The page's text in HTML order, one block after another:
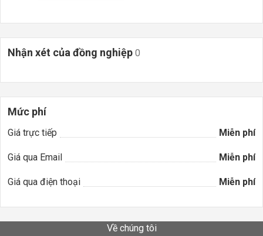
Nhận xét của đồng nghiệp 0
Mức phí
Giá trực tiếp Miễn phí
Giá qua Email Miễn phí
Giá qua điện thoại Miễn phí
Về chúng tôi